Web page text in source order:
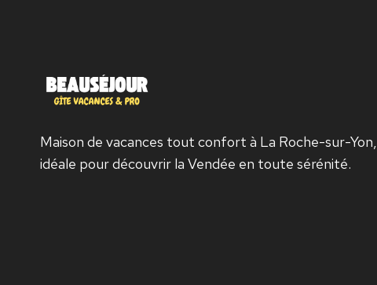
Maison de vacances tout confort à La Roche-sur-Yon,
idéale pour découvrir la Vendée en toute sérénité.